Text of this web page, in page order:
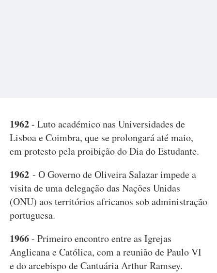
1962- Luto académico nas Universidades de
Lisboa e Coimbra, que se prolongará até maio,
em protesto pela proibição do Dia do Estudante.
1962 - O Governo de Oliveira Salazar impede a
visita de uma delegação das Nações Unidas
(ONU) aos territórios africanos sob administração
portuguesa.
1966- Primeiro encontro entre as Igrejas
Anglicana e Católica, com a reunião de Paulo VI
e do arcebispo de Cantuária Arthur Ramsey.